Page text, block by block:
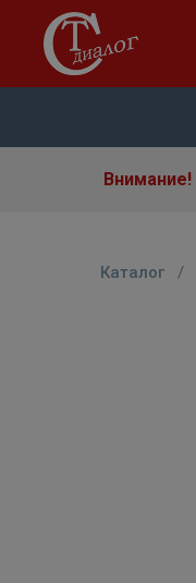
Внимание!
Каталог /